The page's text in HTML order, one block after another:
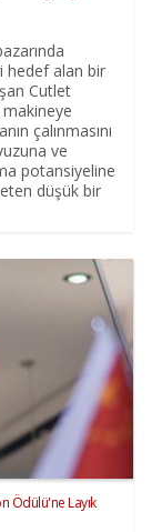
hedef alan bir
Cutlet
makineye
çalınmasını
ve
potansiyeline
düşük bir
Ödülü'ne Layık